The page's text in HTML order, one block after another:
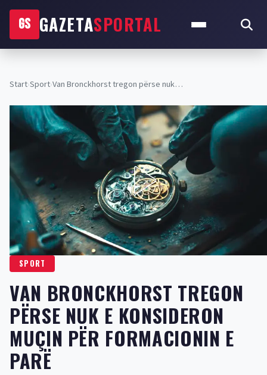
GS GAZETASPORTAL
Start›Sport›Van Bronckhorst tregon përse nuk…
SPORT
VAN BRONCKHORST TREGON
PËRSE NUK E KONSIDERON
MUÇIN PËR FORMACIONIN E
PARË